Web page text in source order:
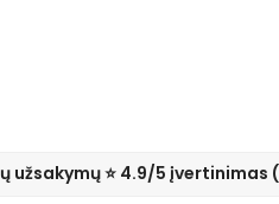
⭐ 4.9/5 įvertinimas